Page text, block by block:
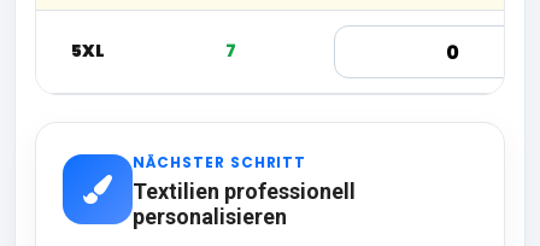
5XL 7
NÄCHSTER SCHRITT
Textilien professionell
personalisieren